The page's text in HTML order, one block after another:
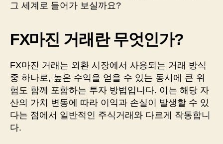
그 세계로 들어가 보실까요?
FX마진 거래란 무엇인가?
FX마진 거래는 외환 시장에서 사용되는 거래 방식
중 하나로, 높은 수익을 얻을 수 있는 동시에 큰 위
험도 함께 포함하는 투자 방법입니다. 이는 해당 자
산의 가치 변동에 따라 이익과 손실이 발생할 수 있
다는 점에서 일반적인 주식거래와 다르게 작동합니
다.